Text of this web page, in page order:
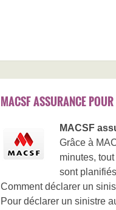
MACSF ASSURANCE
MACSF
Grâce à
minutes,
sont
Comment déclarer un
Pour déclarer un sinistre